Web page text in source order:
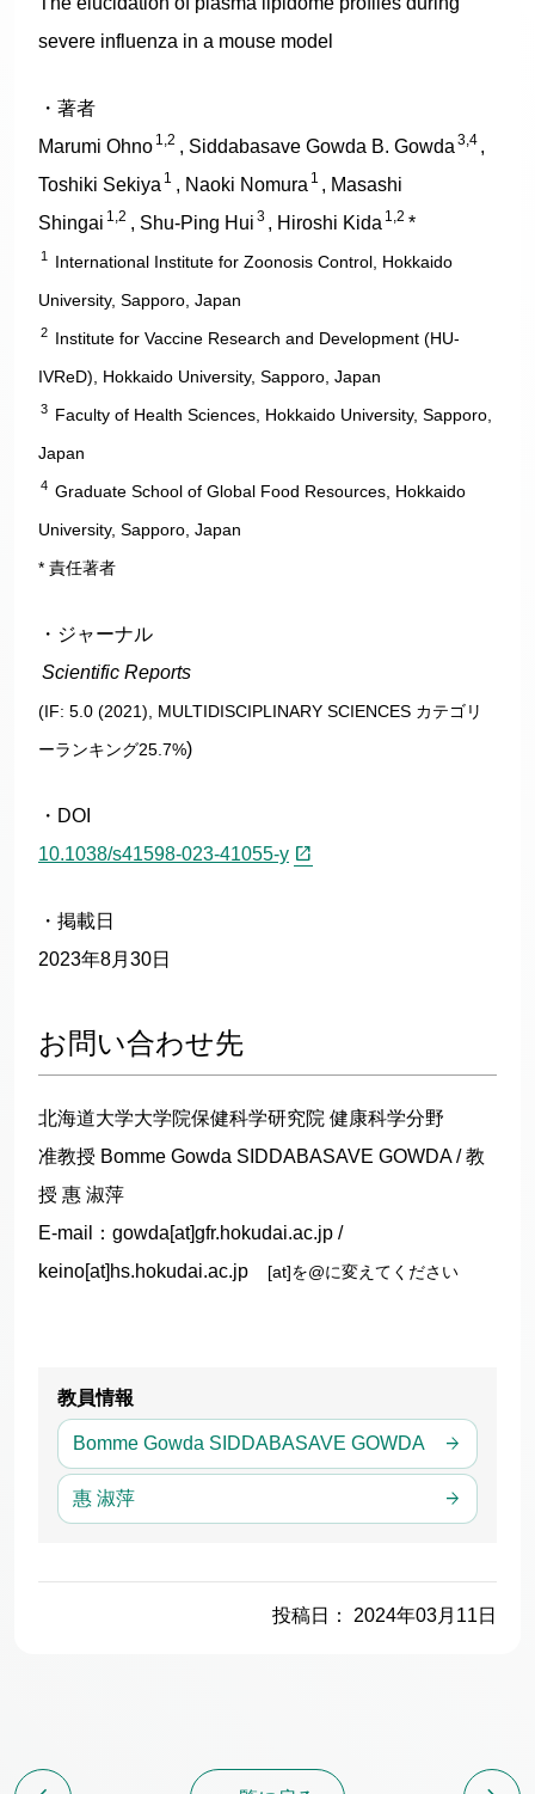
severe influenza in a mouse model
・著者
Marumi Ohno 1,2 , Siddabasave Gowda B. Gowda 3,4 ,
Toshiki Sekiya 1 , Naoki Nomura 1 , Masashi
Shingai 1,2 , Shu-Ping Hui 3 , Hiroshi Kida 1,2 *
1
International Institute for Zoonosis Control, Hokkaido
University, Sapporo, Japan
2 Institute for Vaccine Research and Development (HU-
IVReD), Hokkaido University, Sapporo, Japan
3 Faculty of Health Sciences, Hokkaido University, Sapporo,
Japan
4 Graduate School of Global Food Resources, Hokkaido
University, Sapporo, Japan
* 責任著者
・ジャーナル
Scientific Reports
(IF: 5.0 (2021), MULTIDISCIPLINARY SCIENCES カテゴリ
ーランキング25.7%)
・DOI
10.1038/s41598-023-41055-y
・掲載日
2023年8月30日
お問い合わせ先
北海道大学大学院保健科学研究院 健康科学分野
准教授 Bomme Gowda SIDDABASAVE GOWDA / 教
授 惠 淑萍
E-mail：gowda[at]gfr.hokudai.ac.jp /
keino[at]hs.hokudai.ac.jp [at]を@に変えてください
教員情報
Bomme Gowda SIDDABASAVE GOWDA
惠 淑萍
投稿日： 2024年03月11日